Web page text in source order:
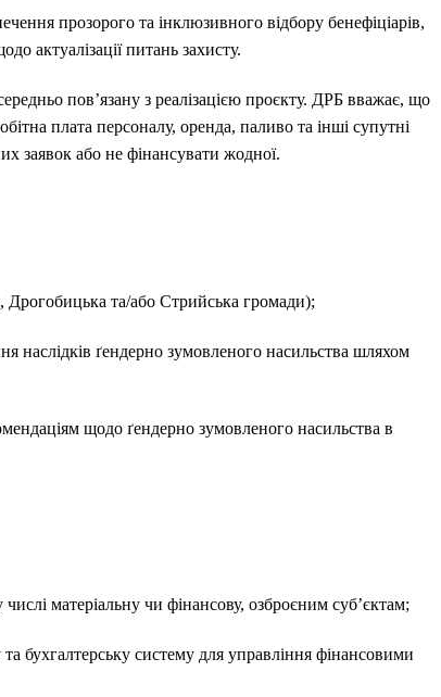
прозорого та інклюзивного відбору бенефіціарів,
актуалізації питань захисту.
пов’язану з реалізацією проєкту. ДРБ вважає, що
плата персоналу, оренда, паливо та інші супутні
заявок або не фінансувати жодної.
Дрогобицька та/або Стрийська громади);
наслідків ґендерно зумовленого насильства шляхом
щодо ґендерно зумовленого насильства в
матеріальну чи фінансову, озброєним суб’єктам;
бухгалтерську систему для управління фінансовими